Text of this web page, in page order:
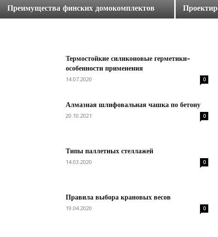
Преимущества финских домокомплектов
Термостойкие силиконовые герметики-
особенности применения
14.07.2020 0
Алмазная шлифовальная чашка по бетону
20.10.2021 0
Типы паллетных стеллажей
14.03.2020 0
Правила выбора крановых весов
19.04.2020 0